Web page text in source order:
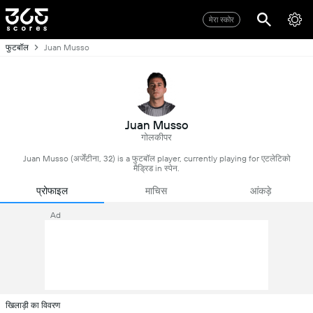
मेरा स्कोर
फुटबॉल Juan Musso
Juan Musso
गोलकीपर
Juan Musso (अर्जेंटीना, 32) is a फुटबॉल player, currently playing for एटलेटिको
मैड्रिड in स्पेन.
प्रोफाइल माचिस आंकड़े
Ad
खिलाड़ी का विवरण